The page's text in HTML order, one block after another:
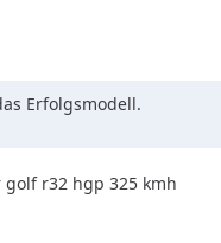
Erfolgsmodell.
r32 hgp 325 kmh